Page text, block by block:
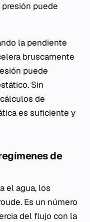
puede
la pendiente
bruscamente
puede
Sin
de
es suficiente y
de
el agua, los
Es un número
del flujo con la